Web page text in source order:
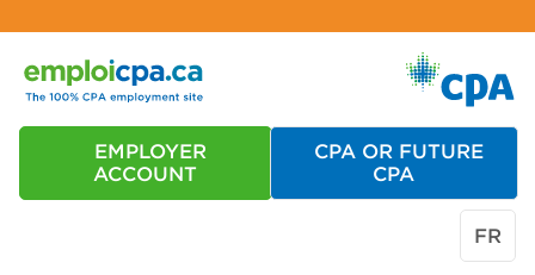
EMPLOYER
ACCOUNT
CPA OR FUTURE
CPA
FR